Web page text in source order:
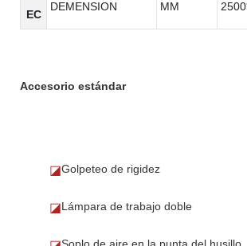
EC
DEMENSION MM
Accesorio estándar
◪Golpeteo de rigidez
◪Lámpara de trabajo doble
Soplo de aire en la punta del husillo